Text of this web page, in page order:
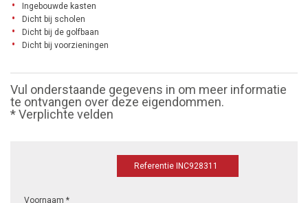
Ingebouwde kasten
Dicht bij scholen
Dicht bij de golfbaan
Dicht bij voorzieningen
Vul onderstaande gegevens in om meer informatie
te ontvangen over deze eigendommen.
* Verplichte velden
Referentie INC928311
Voornaam *